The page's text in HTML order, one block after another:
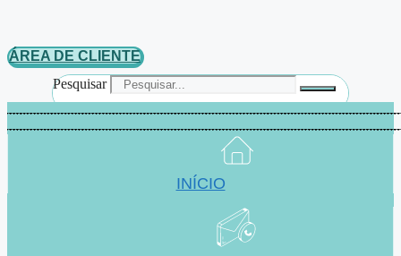
ÁREA DE CLIENTE
Pesquisar
INÍCIO